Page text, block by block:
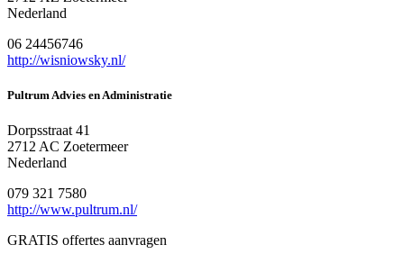
Nederland
06 24456746
http://wisniowsky.nl/
Pultrum Advies en Administratie
Dorpsstraat 41
2712 AC Zoetermeer
Nederland
079 321 7580
http://www.pultrum.nl/
GRATIS offertes aanvragen